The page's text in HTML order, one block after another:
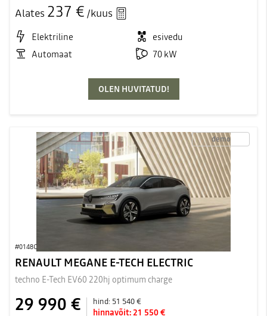
Alates 237 € /kuus
Elektriline
esivedu
Automaat
70 kW
OLEN HUVITATUD!
demo
#0148C
RENAULT MEGANE E-TECH ELECTRIC
techno E-Tech EV60 220hj optimum charge
29 990 € hind: 51 540 €
hinnavõit:21 550 €